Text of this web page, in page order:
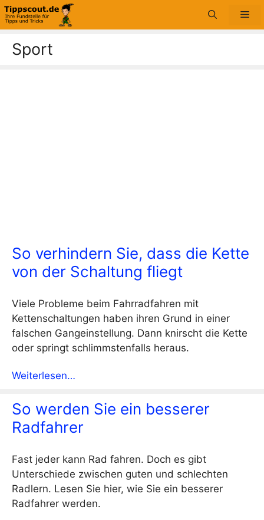
Zum
Inhalt
Sport
So verhindern Sie, dass die Kette
von der Schaltung fliegt
Viele Probleme beim Fahrradfahren mit
Kettenschaltungen haben ihren Grund in einer
falschen Gangeinstellung. Dann knirscht die Kette
oder springt schlimmstenfalls heraus.
Weiterlesen…
So werden Sie ein besserer
Radfahrer
Fast jeder kann Rad fahren. Doch es gibt
Unterschiede zwischen guten und schlechten
Radlern. Lesen Sie hier, wie Sie ein besserer
Radfahrer werden.